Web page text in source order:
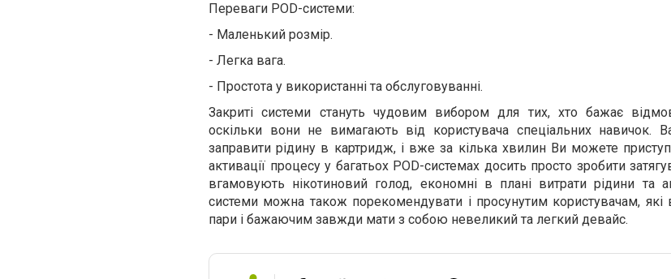
Переваги POD-системи:
- Маленький розмір.
- Легка вага.
- Простота у використанні та обслуговуванні.
Закриті системи стануть чудовим вибором для тих, хто бажає
оскільки вони не вимагають від користувача спеціальних навичок.
заправити рідину в картридж, і вже за кілька хвилин Ви можете
активації процесу у багатьох POD-системах досить просто зробити
вгамовують нікотиновий голод, економні в плані витрати рідини та
системи можна також порекомендувати і просунутим користувачам, які
пари і бажаючим завжди мати з собою невеликий та легкий девайс.